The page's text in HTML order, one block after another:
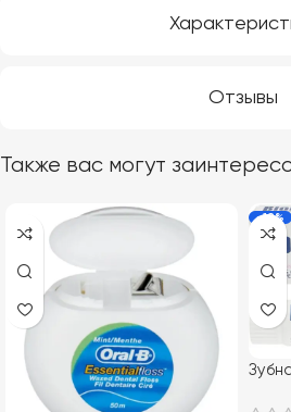
Отзывы
Также вас могут
-18%